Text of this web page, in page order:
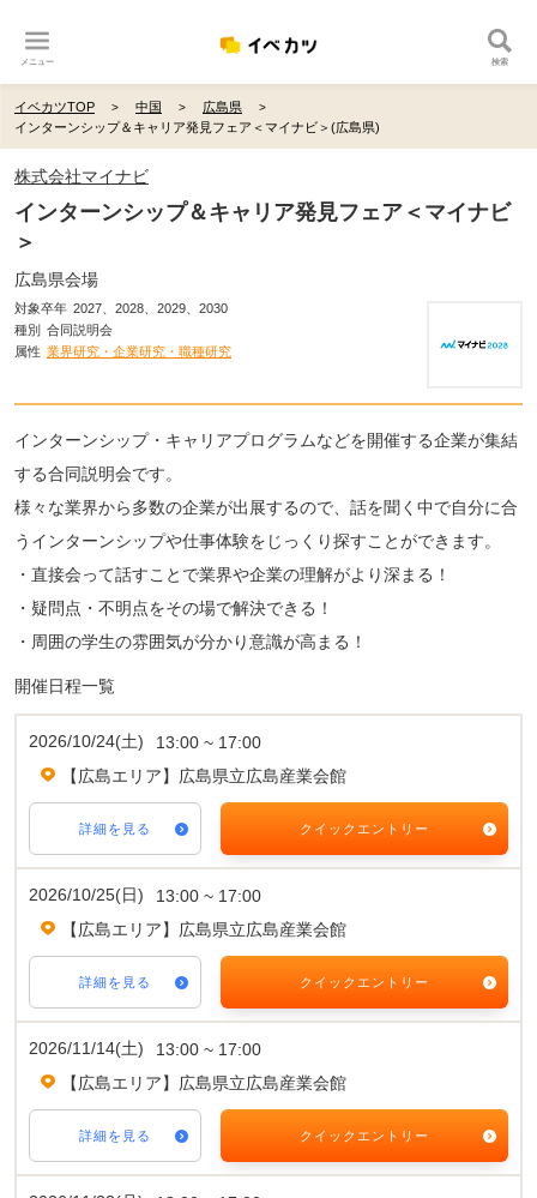
メニュー 検索
イベカツTOP 中国
広島県
インターンシップ＆キャリア発見フェア＜マイナビ＞(広島県)
株式会社マイナビ
インターンシップ＆キャリア発見フェア＜マイナビ
＞
広島県会場
対象卒年 2027、2028、2029、2030
種別 合同説明会
属性 業界研究・企業研究・職種研究
インターンシップ・キャリアプログラムなどを開催する企業が集結
する合同説明会です。
様々な業界から多数の企業が出展するので、話を聞く中で自分に合
うインターンシップや仕事体験をじっくり探すことができます。
・直接会って話すことで業界や企業の理解がより深まる！
・疑問点・不明点をその場で解決できる！
・周囲の学生の雰囲気が分かり意識が高まる！
開催日程一覧
2026/10/24(土)
13:00 ~ 17:00
【広島エリア】広島県立広島産業会館
詳細を見る クイックエントリー
2026/10/25(日)
13:00 ~ 17:00
【広島エリア】広島県立広島産業会館
詳細を見る クイックエントリー
2026/11/14(土)
13:00 ~ 17:00
【広島エリア】広島県立広島産業会館
詳細を見る クイックエントリー